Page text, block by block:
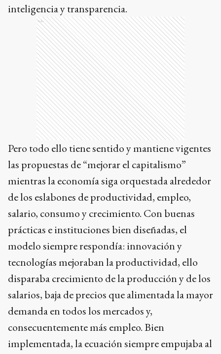
inteligencia y transparencia.
Ads
Pero todo ello tiene sentido y mantiene vigentes
las propuestas de “mejorar el capitalismo”
mientras la economía siga orquestada alrededor
de los eslabones de productividad, empleo,
salario, consumo y crecimiento. Con buenas
prácticas e instituciones bien diseñadas, el
modelo siempre respondía: innovación y
tecnologías mejoraban la productividad, ello
disparaba crecimiento de la producción y de los
salarios, baja de precios que alimentada la mayor
demanda en todos los mercados y,
consecuentemente más empleo. Bien
implementada, la ecuación siempre empujaba al